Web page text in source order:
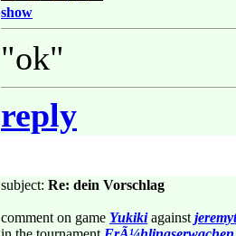
show
"ok"
reply
subject: Re: dein Vorschlag
comment on game Yukikiagainst jeremyt